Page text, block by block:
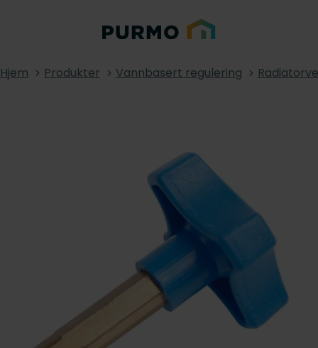
Hjem Produkter Vannbasert regulering